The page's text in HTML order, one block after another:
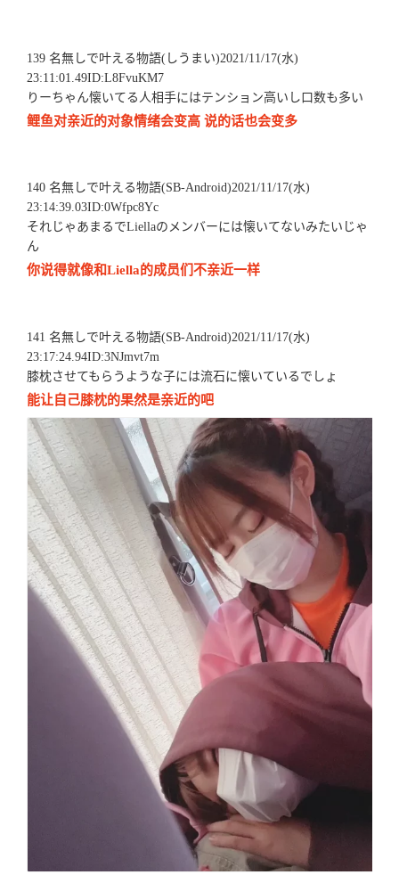
139 名無しで叶える物語(しうまい)2021/11/17(水)
23:11:01.49ID:L8FvuKM7
りーちゃん懐いてる人相手にはテンション高いし口数も多い
鲤鱼对亲近的对象情绪会变高 说的话也会变多
140 名無しで叶える物語(SB-Android)2021/11/17(水)
23:14:39.03ID:0Wfpc8Yc
それじゃあまるでLiellaのメンバーには懐いてないみたいじゃ
ん
你说得就像和Liella的成员们不亲近一样
141 名無しで叶える物語(SB-Android)2021/11/17(水)
23:17:24.94ID:3NJmvt7m
膝枕させてもらうような子には流石に懐いているでしょ
能让自己膝枕的果然是亲近的吧